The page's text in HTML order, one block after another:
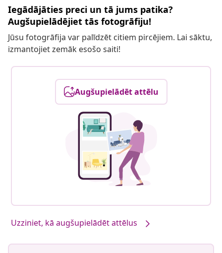
Iegādājāties preci un tā jums patika?
Augšupielādējiet tās fotogrāfiju!
Jūsu fotogrāfija var palīdzēt citiem pircējiem. Lai sāktu,
izmantojiet zemāk esošo saiti!
Augšupielādēt attēlu
Uzziniet, kā augšupielādēt attēlus